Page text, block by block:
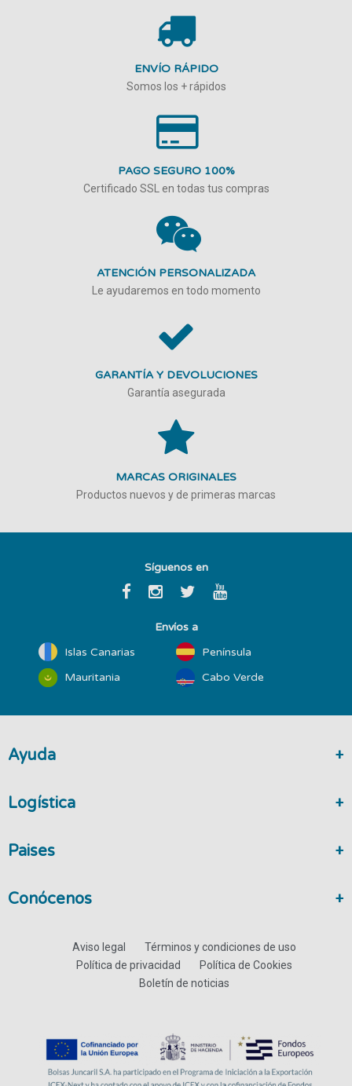
ENVÍO RÁPIDO
Somos los + rápidos
PAGO SEGURO 100%
Certificado SSL en todas tus compras
ATENCIÓN PERSONALIZADA
Le ayudaremos en todo momento
GARANTÍA Y DEVOLUCIONES
Garantía asegurada
MARCAS ORIGINALES
Productos nuevos y de primeras marcas
Síguenos en
Envíos a
Islas Canarias
Península
Mauritania
Cabo Verde
Ayuda
Logística
Paises
Conócenos
Aviso legal
Términos y condiciones de uso
Política de privacidad
Política de Cookies
Boletín de noticias